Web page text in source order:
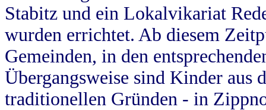
Stabitz und ein Lokalvikariat
wurden errichtet. Ab diesem
Gemeinden, in den
Übergangsweise sind Kinder aus
traditionellen Gründen - in